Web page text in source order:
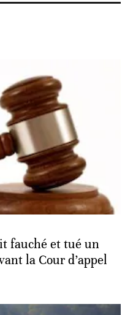
fauché et tué un
la Cour d’appel